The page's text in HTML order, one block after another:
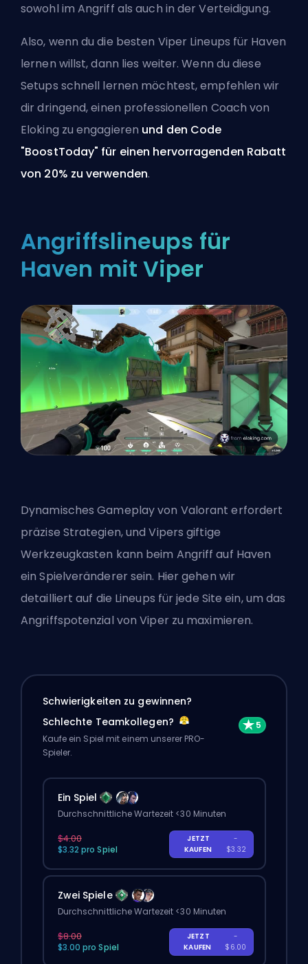
sowohl im Angriff als auch in der Verteidigung.
Also, wenn du die besten Viper Lineups für Haven
lernen willst, dann lies weiter. Wenn du diese
Setups schnell lernen möchtest, empfehlen wir
dir dringend, einen professionellen Coach von
Eloking zu engagieren und den Code
"BoostToday" für einen hervorragenden Rabatt
von 20% zu verwenden.
Angriffslineups für
Haven mit Viper
Dynamisches Gameplay von Valorant erfordert
präzise Strategien, und Vipers giftige
Werkzeugkasten kann beim Angriff auf Haven
ein Spielveränderer sein. Hier gehen wir
detailliert auf die Lineups für jede Site ein, um das
Angriffspotenzial von Viper zu maximieren.
Schwierigkeiten zu gewinnen?
Schlechte Teamkollegen?
Kaufe ein Spiel mit einem unserer PRO-
Spieler.
Ein Spiel
Durchschnittliche Wartezeit <30 Minuten
$4.00
$3.32 pro Spiel
JETZT
KAUFEN
-
$3.32
Zwei Spiele
Durchschnittliche Wartezeit <30 Minuten
$8.00
$3.00 pro Spiel
JETZT
KAUFEN
-
$6.00